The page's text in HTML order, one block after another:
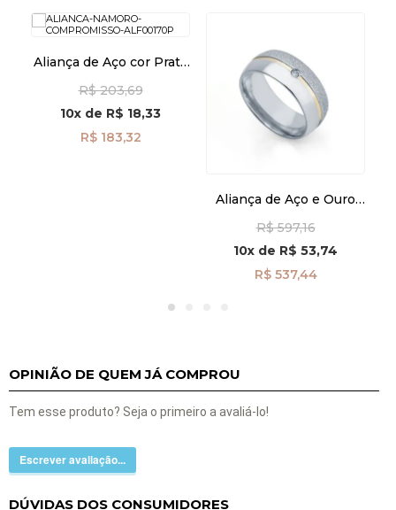
Aliança de Aço cor Prata
sem Ouro alf303
R$ 203,69
10x de R$ 18,33
R$ 183,32
Aliança de Aço e Ouro
Feminina alf289-1d
R$ 597,16
10x de R$ 53,74
R$ 537,44
OPINIÃO DE QUEM JÁ COMPROU
Tem esse produto? Seja o primeiro a avaliá-lo!
Escrever avaliação...
DÚVIDAS DOS CONSUMIDORES